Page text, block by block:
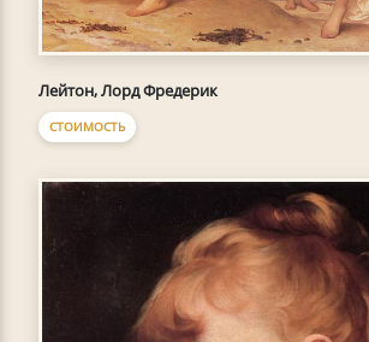
Лейтон, Лорд Фредерик
СТОИМОСТЬ